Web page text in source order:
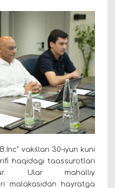
” vakillari 30-iyun kuni
haqidagi taassurotlari
Ular mahalliy
malakasidan hayratga